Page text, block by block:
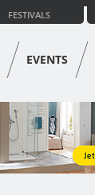
FESTIVALS
EVENTS